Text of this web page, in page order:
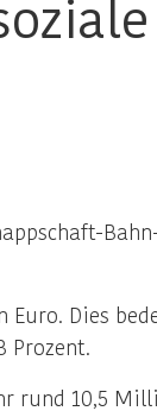
Dies
rund 10,5